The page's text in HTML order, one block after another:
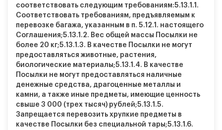
соответствовать следующим требованиям:5.13.1.1.
Соответствовать требованиям, предъявляемым к
перевозке багажа, указанным в п. 5.12.1. настоящего
Соглашения;5.13.1.2. Вес общей массы Посылки не
более 20 кг;5.13.1.3. В качестве Посылки не могут
предоставляться животные, растения,
биологические материалы;5.13.1.4. В качестве
Посылки не могут предоставляться наличные
денежные средства, драгоценные металлы и
камни, а также иные предметы, имеющие ценность
свыше 3 000 (трех тысяч) рублей;5.13.1.5.
Запрещается перевозить хрупкие предметы в
качестве Посылки без специальной тары;5.13.1.6.